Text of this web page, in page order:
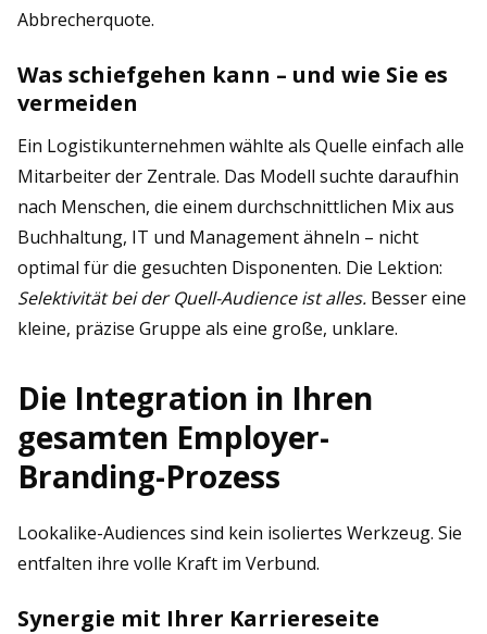
Abbrecherquote.
Was schiefgehen kann – und wie Sie es
vermeiden
Ein Logistikunternehmen wählte als Quelle einfach alle
Mitarbeiter der Zentrale. Das Modell suchte daraufhin
nach Menschen, die einem durchschnittlichen Mix aus
Buchhaltung, IT und Management ähneln – nicht
optimal für die gesuchten Disponenten. Die Lektion:
Selektivität bei der Quell-Audience ist alles. Besser eine
kleine, präzise Gruppe als eine große, unklare.
Die Integration in Ihren
gesamten Employer-
Branding-Prozess
Lookalike-Audiences sind kein isoliertes Werkzeug. Sie
entfalten ihre volle Kraft im Verbund.
Synergie mit Ihrer Karriereseite